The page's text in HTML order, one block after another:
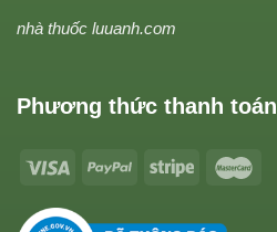
nhà thuốc luuanh.com
Phương thức thanh toán